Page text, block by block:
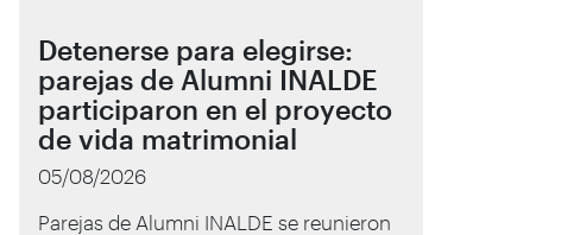
Detenerse para elegirse:
parejas de Alumni INALDE
participaron en el proyecto
de vida matrimonial
05/08/2026
Parejas de Alumni INALDE se reunieron